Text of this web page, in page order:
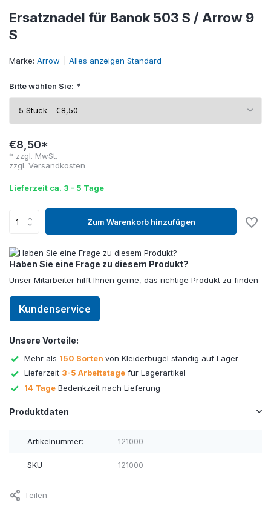
Ersatznadel für Banok 503 S / Arrow 9
S
Marke: Arrow Alles anzeigen Standard
Bitte wählen Sie: *
€8,50*
* zzgl. MwSt.
zzgl. Versandkosten
Lieferzeit ca. 3 - 5 Tage
Zum Warenkorb hinzufügen
Haben Sie eine Frage zu diesem Produkt?
Unser Mitarbeiter hilft Ihnen gerne, das richtige Produkt zu finden
Kundenservice
Unsere Vorteile:
Mehr als 150 Sorten von Kleiderbügel ständig auf Lager
Lieferzeit 3-5 Arbeitstage für Lagerartikel
14 Tage Bedenkzeit nach Lieferung
Produktdaten
Artikelnummer: 121000
SKU 121000
Teilen